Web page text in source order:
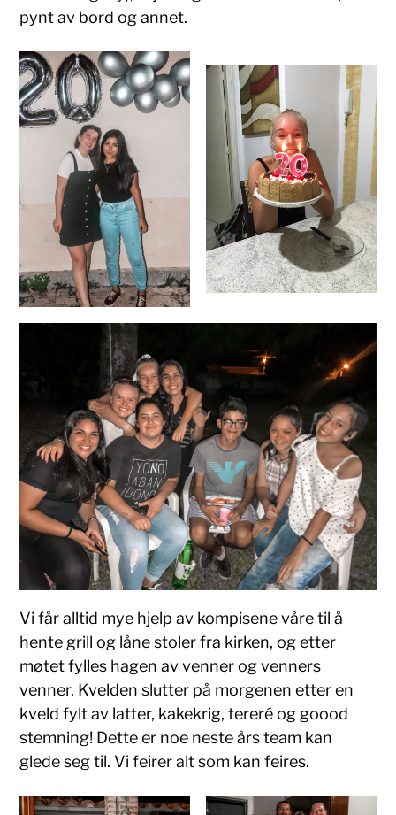
pynt av bord og annet.
Vi får alltid mye hjelp av kompisene våre til å
hente grill og låne stoler fra kirken, og etter
møtet fylles hagen av venner og venners
venner. Kvelden slutter på morgenen etter en
kveld fylt av latter, kakekrig, tereré og goood
stemning! Dette er noe neste års team kan
glede seg til. Vi feirer alt som kan feires.